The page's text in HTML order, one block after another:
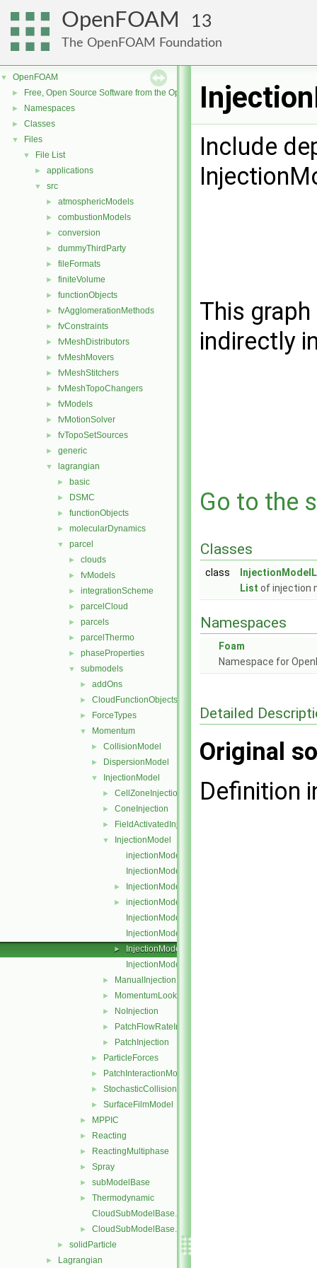
OpenFOAM 13
The OpenFOAM Foundation
▼ OpenFOAM
► Free, Open Source Software from the OpenFOAM Foundation
► Namespaces
► Classes
▼ Files
▼ File List
► applications
▼ src
► atmosphericModels
► combustionModels
► conversion
► dummyThirdParty
► fileFormats
► finiteVolume
► functionObjects
► fvAgglomerationMethods
► fvConstraints
► fvMeshDistributors
► fvMeshMovers
► fvMeshStitchers
► fvMeshTopoChangers
► fvModels
► fvMotionSolver
► fvTopoSetSources
► generic
▼ lagrangian
► basic
► DSMC
► functionObjects
► molecularDynamics
▼ parcel
► clouds
► fvModels
► integrationScheme
► parcelCloud
► parcels
► parcelThermo
► phaseProperties
▼ submodels
► addOns
► CloudFunctionObjects
► ForceTypes
▼ Momentum
► CollisionModel
► DispersionModel
▼ InjectionModel
► CellZoneInjection
► ConeInjection
► FieldActivatedInjection
▼
InjectionModel
injectionModel.C
InjectionModel.C
► InjectionModel.H
►
injectionModel.H
InjectionModelI.H
InjectionModelList.C
►
InjectionModelList.H
InjectionModelNew.C
► ManualInjection
► MomentumLookupTableInjection
► NoInjection
► PatchFlowRateInjection
► PatchInjection
► ParticleForces
► PatchInteractionModel
► StochasticCollision
► SurfaceFilmModel
► MPPIC
► Reacting
► ReactingMultiphase
► Spray
► subModelBase
►
Thermodynamic
CloudSubModelBase.C
► CloudSubModelBase.H
► solidParticle
► Lagrangian
Include
This
indirectly
Go to the
Classes
class
List of injection
Namespaces
Foam
Namespace for
Detailed
Original
Definition